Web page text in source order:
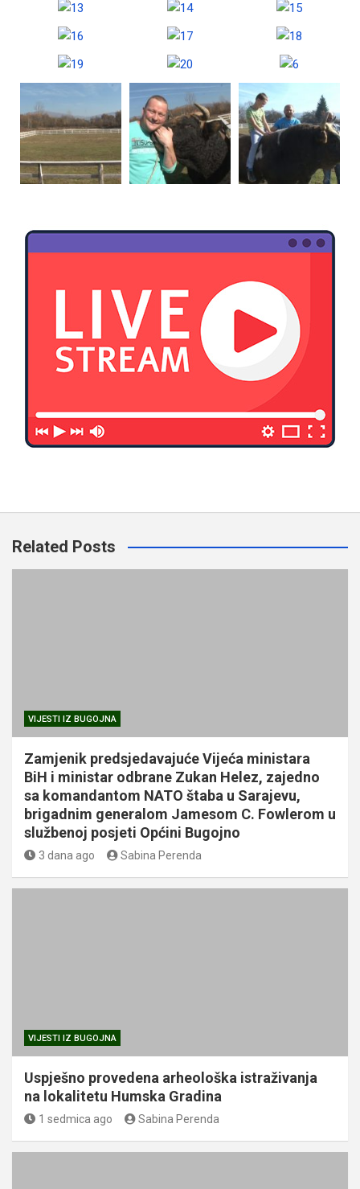
Related Posts
VIJESTI IZ BUGOJNA
Zamjenik predsjedavajuće Vijeća ministara
BiH i ministar odbrane Zukan Helez, zajedno
sa komandantom NATO štaba u Sarajevu,
brigadnim generalom Jamesom C. Fowlerom u
službenoj posjeti Općini Bugojno
3 dana ago Sabina Perenda
VIJESTI IZ BUGOJNA
Uspješno provedena arheološka istraživanja
na lokalitetu Humska Gradina
1 sedmica ago Sabina Perenda